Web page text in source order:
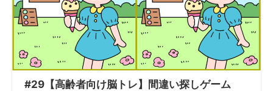
#29【高齢者向け脳トレ】間違い探しゲーム